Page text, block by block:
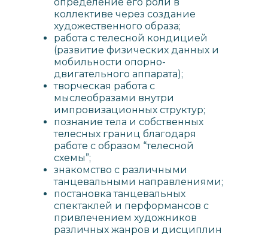
коллективе через создание
художественного образа;
работа с телесной кондицией
(развитие физических данных и
мобильности опорно-
двигательного аппарата);
творческая работа с
мыслеобразами внутри
импровизационных структур;
познание тела и собственных
телесных границ благодаря
работе с образом “телесной
схемы”;
знакомство с различными
танцевальными направлениями;
постановка танцевальных
спектаклей и перформансов с
привлечением художников
различных жанров и дисциплин